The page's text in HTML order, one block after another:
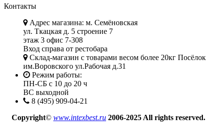
Контакты
Адрес магазина: м. Семёновская
ул. Ткацкая д. 5 строение 7
этаж 3 офис 7-308
Вход справа от рестобара
Склад-магазин с товарами весом более 20кг Посёлок
им.Воровского ул.Рабочая д.31
Режим работы:
ПН-СБ с 10 до 20 ч
ВС выходной
8 (495) 909-04-21
Copyright© www.intexbest.ru 2006-2025 All rights reserved.